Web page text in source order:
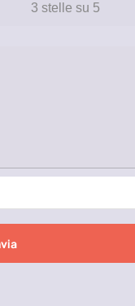
3 stelle su 5